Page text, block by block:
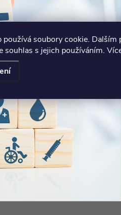
používá soubory cookie.
souhlas s jejich používáním.